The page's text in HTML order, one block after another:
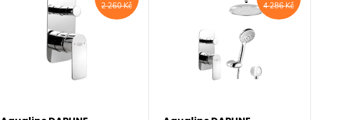
2 260 Kč 4 286 Kč